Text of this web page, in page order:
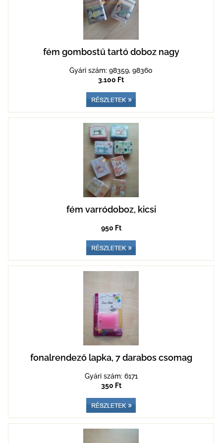
fém gombostű tartó doboz nagy
Gyári szám: 98359, 98360
3.100 Ft
fém varródoboz, kicsi
950 Ft
fonalrendező lapka, 7 darabos csomag
Gyári szám: 6171
350 Ft